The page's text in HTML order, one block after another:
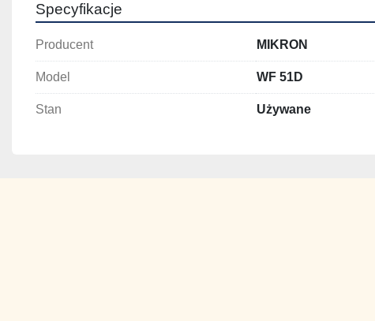
- elektroniczne kółko ręczne
- kabina
- układ chłodzenia
Specyfikacje
Producent MIKRON
Model WF 51D
Stan Używane